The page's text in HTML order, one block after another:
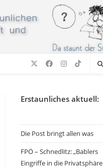
Erstaunliches aktuell:
Die Post bringt allen was
FPÖ – Schnedlitz: „Bablers
Eingriffe in die Privatsphäre